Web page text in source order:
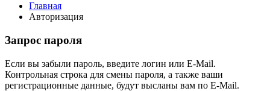
Главная
Авторизация
Запрос пароля
Если вы забыли пароль, введите логин или E-Mail.
Контрольная строка для смены пароля, а также ваши
регистрационные данные, будут высланы вам по E-Mail.